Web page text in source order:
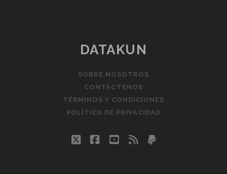
DATAKUN
SOBRE NOSOTROS
CONTÁCTENOS
TÉRMINOS Y CONDICIONES
POLÍTICA DE PRIVACIDAD
twitterfacebook
youtube
rss paypal